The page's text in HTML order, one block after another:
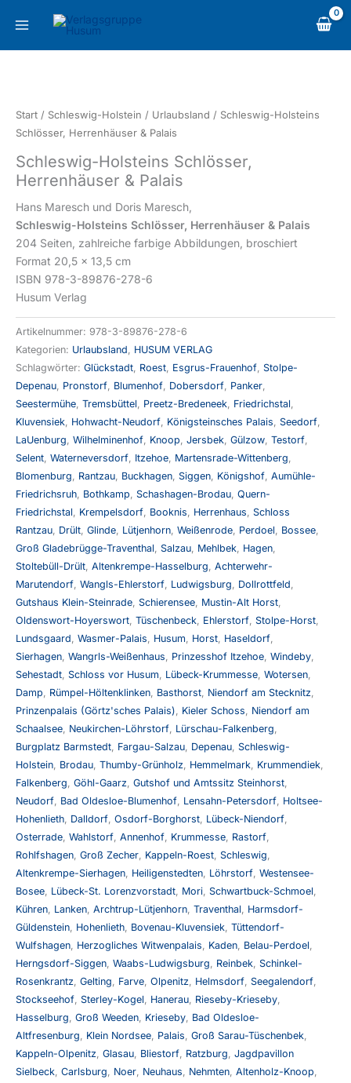
Inhalt
Start / Schleswig-Holstein / Urlaubsland / Schleswig-Holsteins
Schlösser, Herrenhäuser & Palais
Schleswig-Holsteins Schlösser,
Herrenhäuser & Palais
Hans Maresch und Doris Maresch,
Schleswig-Holsteins Schlösser, Herrenhäuser & Palais
204 Seiten, zahlreiche farbige Abbildungen, broschiert
Format 20,5 x 13,5 cm
ISBN 978-3-89876-278-6
Husum Verlag
Artikelnummer: 978-3-89876-278-6
Kategorien: Urlaubsland, HUSUM VERLAG
Schlagwörter: Glückstadt, Roest, Esgrus-Frauenhof, Stolpe-
Depenau, Pronstorf, Blumenhof, Dobersdorf, Panker,
Seestermühe, Tremsbüttel, Preetz-Bredeneek, Friedrichstal,
Kluvensiek, Hohwacht-Neudorf, Königsteinsches Palais, Seedorf,
LaUenburg, Wilhelminenhof, Knoop, Jersbek, Gülzow, Testorf,
Selent, Waterneversdorf, Itzehoe, Martensrade-Wittenberg,
Blomenburg, Rantzau, Buckhagen, Siggen, Königshof, Aumühle-
Friedrichsruh, Bothkamp, Schashagen-Brodau, Quern-
Friedrichstal, Krempelsdorf, Booknis, Herrenhaus, Schloss
Rantzau, Drült, Glinde, Lütjenhorn, Weißenrode, Perdoel, Bossee,
Groß Gladebrügge-Traventhal, Salzau, Mehlbek, Hagen,
Stoltebüll-Drült, Altenkrempe-Hasselburg, Achterwehr-
Marutendorf, Wangls-Ehlerstorf, Ludwigsburg, Dollrottfeld,
Gutshaus Klein-Steinrade, Schierensee, Mustin-Alt Horst,
Oldenswort-Hoyerswort, Tüschenbeck, Ehlerstorf, Stolpe-Horst,
Lundsgaard, Wasmer-Palais, Husum, Horst, Haseldorf,
Sierhagen, Wangrls-Weißenhaus, Prinzesshof Itzehoe, Windeby,
Sehestadt, Schloss vor Husum, Lübeck-Krummesse, Wotersen,
Damp, Rümpel-Höltenklinken, Basthorst, Niendorf am Stecknitz,
Prinzenpalais (Görtz'sches Palais), Kieler Schoss, Niendorf am
Schaalsee, Neukirchen-Löhrstorf, Lürschau-Falkenberg,
Burgplatz Barmstedt, Fargau-Salzau, Depenau, Schleswig-
Holstein, Brodau, Thumby-Grünholz, Hemmelmark, Krummendiek,
Falkenberg, Göhl-Gaarz, Gutshof und Amtssitz Steinhorst,
Neudorf, Bad Oldesloe-Blumenhof, Lensahn-Petersdorf, Holtsee-
Hohenlieth, Dalldorf, Osdorf-Borghorst, Lübeck-Niendorf,
Osterrade, Wahlstorf, Annenhof, Krummesse, Rastorf,
Rohlfshagen, Groß Zecher, Kappeln-Roest, Schleswig,
Altenkrempe-Sierhagen, Heiligenstedten, Löhrstorf, Westensee-
Bosee, Lübeck-St. Lorenzvorstadt, Mori, Schwartbuck-Schmoel,
Kühren, Lanken, Archtrup-Lütjenhorn, Traventhal, Harmsdorf-
Güldenstein, Hohenlieth, Bovenau-Kluvensiek, Tüttendorf-
Wulfshagen, Herzogliches Witwenpalais, Kaden, Belau-Perdoel,
Herngsdorf-Siggen, Waabs-Ludwigsburg, Reinbek, Schinkel-
Rosenkrantz, Gelting, Farve, Olpenitz, Helmsdorf, Seegalendorf,
Stockseehof, Sterley-Kogel, Hanerau, Rieseby-Krieseby,
Hasselburg, Groß Weeden, Krieseby, Bad Oldesloe-
Altfresenburg, Klein Nordsee, Palais, Groß Sarau-Tüschenbek,
Kappeln-Olpenitz, Glasau, Bliestorf, Ratzburg, Jagdpavillon
Sielbeck, Carlsburg, Noer, Neuhaus, Nehmten, Altenholz-Knoop,
Schlösser,
Herrenhäuser
Palais
Menge